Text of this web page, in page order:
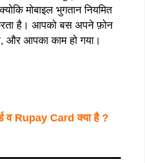
मोबाइल भुगतान नियमित
है। आपको बस अपने फ़ोन
और आपका काम हो गया।
व Rupay Card क्या है ?